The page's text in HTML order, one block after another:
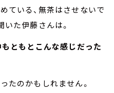
ている、無茶はさせないで
た伊藤さんは。
もともとこんな感じだった
たのかもしれません。